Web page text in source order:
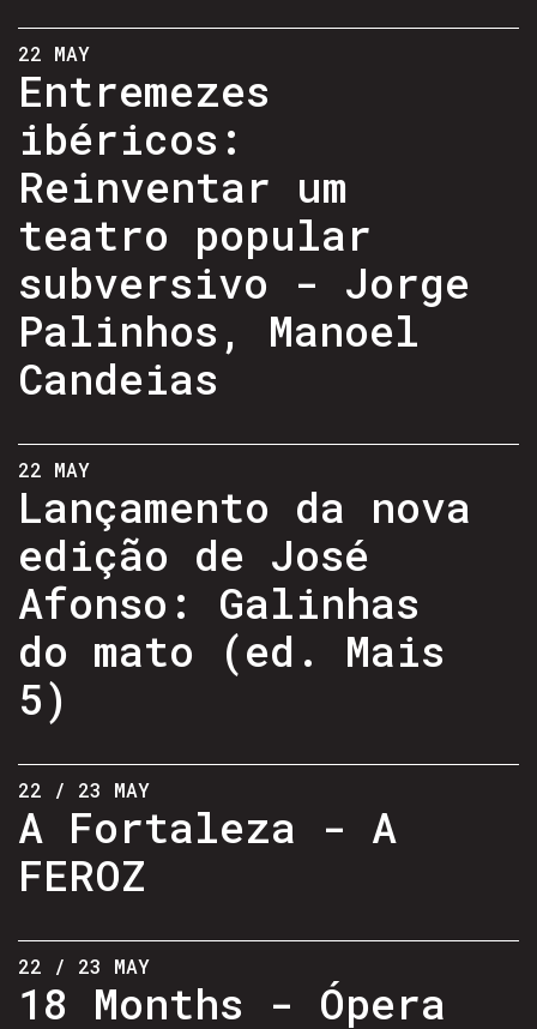
22 MAY
Entremezes
ibéricos:
Reinventar um
teatro popular
subversivo - Jorge
Palinhos, Manoel
Candeias
22 MAY
Lançamento da nova
edição de José
Afonso: Galinhas
do mato (ed. Mais
5)
22 / 23 MAY
A Fortaleza - A
FEROZ
22 / 23 MAY
18 Months - Ópera